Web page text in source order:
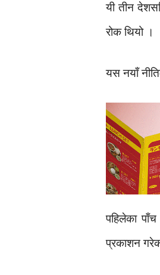
यी तीन
रोक थियो ।
यस नयाँ
पहिलेका
प्रकाशन